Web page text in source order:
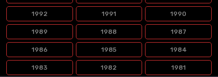
1992 1991 1990
1989 1988 1987
1986 1985 1984
1983 1982 1981